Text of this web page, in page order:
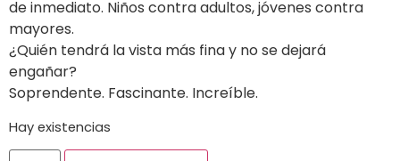
de inmediato. Niños contra adultos, jóvenes contra
mayores.
¿Quién tendrá la vista más fina y no se dejará
engañar?
Soprendente. Fascinante. Increíble.
Hay existencias